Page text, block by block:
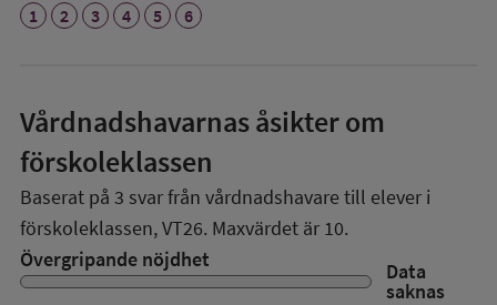
1
2 3 4 5 6
Vårdnadshavarnas åsikter om
förskoleklassen
Baserat på 3 svar från vårdnadshavare till elever i
förskoleklassen,VT26. Maxvärdet är 10.
Övergripande nöjdhet
Data
saknas